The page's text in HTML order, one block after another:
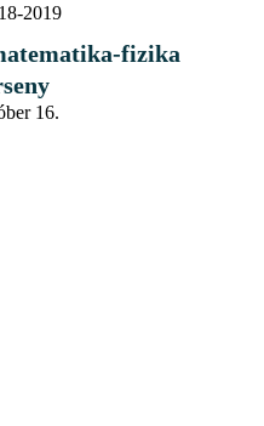
2019
fizika
16.